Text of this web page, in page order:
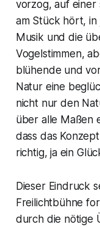
vorzog, auf einer
am Stück hört, in
Musik und die
Vogelstimmen,
blühende und
Natur eine
nicht nur den
über alle Maßen
dass das
richtig, ja ein
Dieser Eindruck
Freilichtbühne
durch die nötige